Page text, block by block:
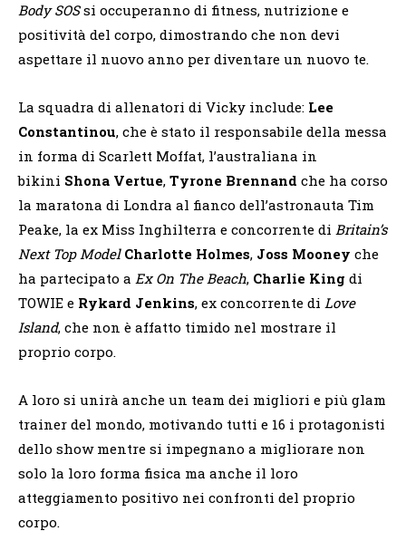
Body SOSsi occuperanno di fitness, nutrizione e
positività del corpo, dimostrando che non devi
aspettare il nuovo anno per diventare un nuovo te.
La squadra di allenatori di Vicky include: Lee
Constantinou, che è stato il responsabile della messa
in forma di Scarlett Moffat, l’australiana in
bikini Shona Vertue, Tyrone Brennand che ha corso
la maratona di Londra al fianco dell’astronauta Tim
Peake, la ex Miss Inghilterra e concorrente di Britain’s
Next Top Model Charlotte Holmes, Joss Mooney che
ha partecipato a Ex On The Beach, Charlie King di
TOWIE e Rykard Jenkins, ex concorrente di Love
Island, che non è affatto timido nel mostrare il
proprio corpo.
A loro si unirà anche un team dei migliori e più glam
trainer del mondo, motivando tutti e 16 i protagonisti
dello show mentre si impegnano a migliorare non
solo la loro forma fisica ma anche il loro
atteggiamento positivo nei confronti del proprio
corpo.